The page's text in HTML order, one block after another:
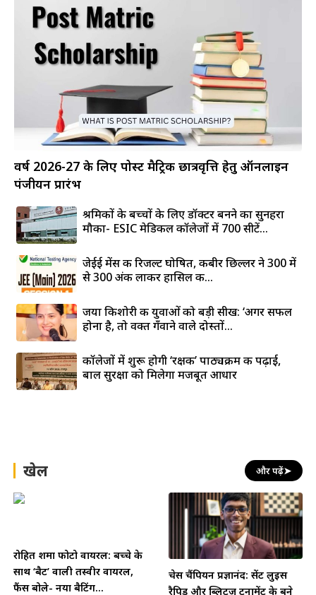
वर्ष 2026-27 के लिए पोस्ट मैट्रिक छात्रवृत्ति हेतु ऑनलाइन
पंजीयन प्रारंभ
श्रमिकों के बच्चों के लिए डॉक्टर बनने का सुनहरा
मौका- ESIC मेडिकल कॉलेजों में 700 सीटें...
जेईई मेंस की रिजल्ट घोषित, कबीर छिल्लर ने 300 में
से 300 अंक लाकर हासिल की...
जया किशोरी की युवाओं को बड़ी सीख: ‘अगर सफल
होना है, तो वक्त गँवाने वाले दोस्तों...
कॉलेजों में शुरू होगी ‘रक्षक’ पाठ्यक्रम की पढ़ाई,
बाल सुरक्षा को मिलेगा मजबूत आधार
खेल और पढ़ें➤
रोहित शर्मा फोटो वायरल: बच्चे के
साथ ‘बैट’ वाली तस्वीर वायरल,
फैंस बोले- नया बैटिंग...
चेस चैंपियन प्रज्ञानंद: सेंट लुइस
रैपिड और ब्लिट्ज़ टूर्नामेंट के बने